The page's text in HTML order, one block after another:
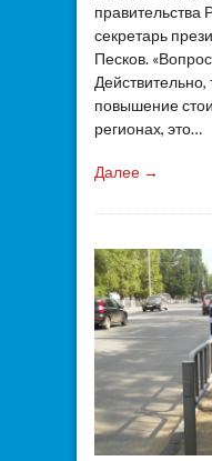
секретарь
Песков.
повышение
регионах, это…
Далее →